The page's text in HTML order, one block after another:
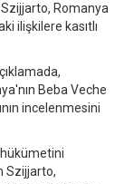
Szijjarto, Romanya
ilişkilere kasıtlı
Beba Veche
incelenmesini
Szijjarto,